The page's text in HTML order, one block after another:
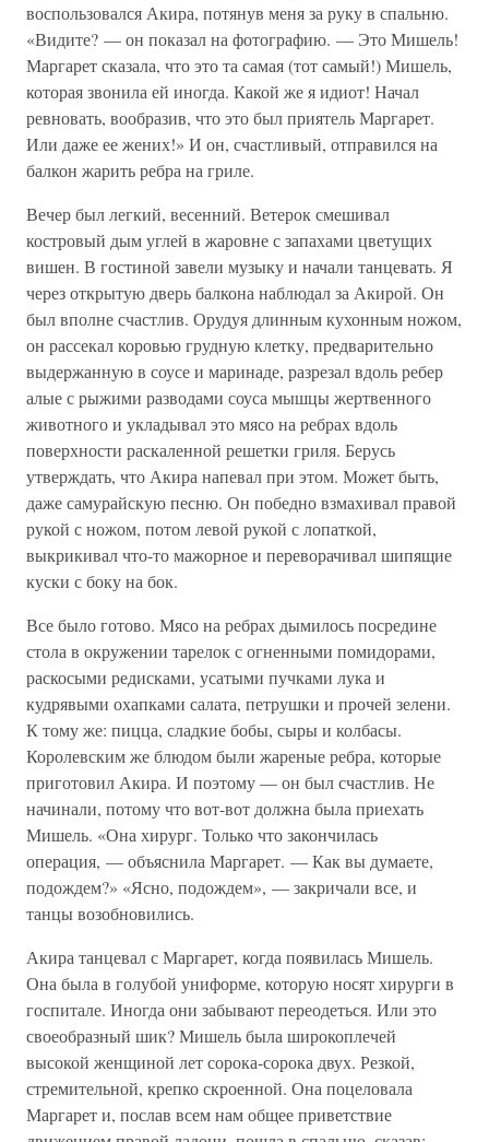
воспользовался Акира, потянув меня за руку в спальню.
«Видите? — он показал на фотографию. — Это Мишель!
Маргарет сказала, что это та самая (тот самый!) Мишель,
которая звонила ей иногда. Какой же я идиот! Начал
ревновать, вообразив, что это был приятель Маргарет.
Или даже ее жених!» И он, счастливый, отправился на
балкон жарить ребра на гриле.
Вечер был легкий, весенний. Ветерок смешивал
костровый дым углей в жаровне с запахами цветущих
вишен. В гостиной завели музыку и начали танцевать. Я
через открытую дверь балкона наблюдал за Акирой. Он
был вполне счастлив. Орудуя длинным кухонным ножом,
он рассекал коровью грудную клетку, предварительно
выдержанную в соусе и маринаде, разрезал вдоль ребер
алые с рыжими разводами соуса мышцы жертвенного
животного и укладывал это мясо на ребрах вдоль
поверхности раскаленной решетки гриля. Берусь
утверждать, что Акира напевал при этом. Может быть,
даже самурайскую песню. Он победно взмахивал правой
рукой с ножом, потом левой рукой с лопаткой,
выкрикивал что-то мажорное и переворачивал шипящие
куски с боку на бок.
Все было готово. Мясо на ребрах дымилось посредине
стола в окружении тарелок с огненными помидорами,
раскосыми редисками, усатыми пучками лука и
кудрявыми охапками салата, петрушки и прочей зелени.
К тому же: пицца, сладкие бобы, сыры и колбасы.
Королевским же блюдом были жареные ребра, которые
приготовил Акира. И поэтому — он был счастлив. Не
начинали, потому что вот-вот должна была приехать
Мишель. «Она хирург. Только что закончилась
операция, — объяснила Маргарет. — Как вы думаете,
подождем?» «Ясно, подождем», — закричали все, и
танцы возобновились.
Акира танцевал с Маргарет, когда появилась Мишель.
Она была в голубой униформе, которую носят хирурги в
госпитале. Иногда они забывают переодеться. Или это
своеобразный шик? Мишель была широкоплечей
высокой женщиной лет сорока-сорока двух. Резкой,
стремительной, крепко скроенной. Она поцеловала
Маргарет и, послав всем нам общее приветствие